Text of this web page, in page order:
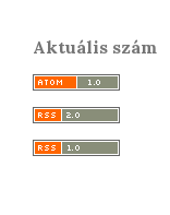
Aktuális szám